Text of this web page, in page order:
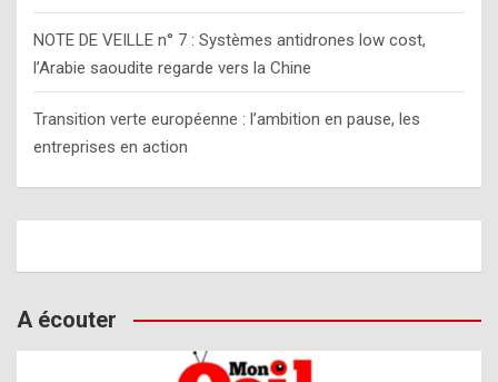
NOTE DE VEILLE n° 7 : Systèmes antidrones low cost,
l’Arabie saoudite regarde vers la Chine
Transition verte européenne : l’ambition en pause, les
entreprises en action
A écouter